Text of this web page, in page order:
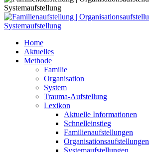
Home
Aktuelles
Methode
Familie
Organisation
System
Trauma-Aufstellung
Lexikon
Aktuelle Informationen
Schnelleinstieg
Familienaufstellungen
Organisationsaufstellungen
Systemaufstellungen